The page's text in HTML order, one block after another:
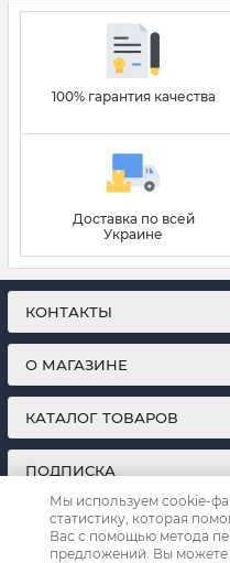
100% гарантия качества
Доставка по всей
Украине
КОНТАКТЫ
О МАГАЗИНЕ
КАТАЛОГ ТОВАРОВ
ПОДПИСКА
МЫ В СОЦСЕТЯХ:
Мы используем cookie-
статистику, которая
Вас с помощью метода
предложений. Вы можете